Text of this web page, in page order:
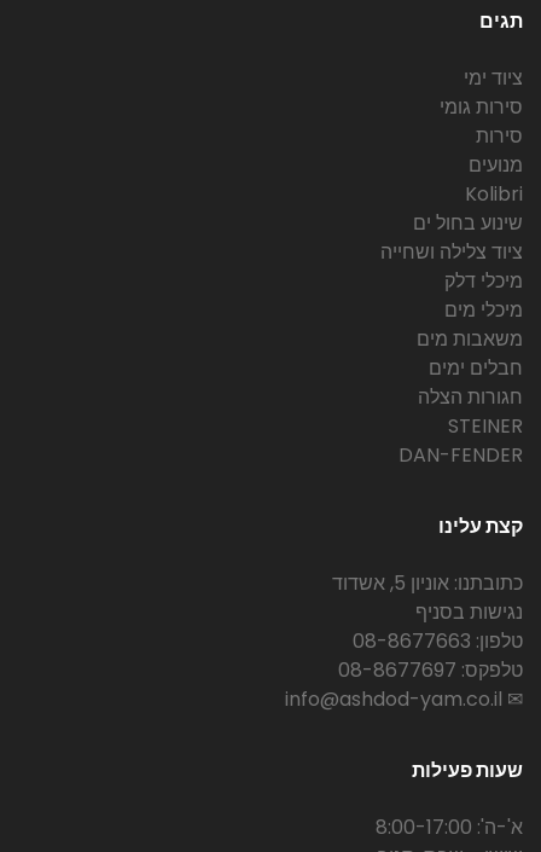
תגים
ציוד ימי
סירות גומי
סירות
מנועים
Kolibri
שינוע בחול ים
ציוד צלילה ושחייה
מיכלי דלק
מיכלי מים
משאבות מים
חבלים ימים
חגורות הצלה
STEINER
DAN-FENDER
קצת עלינו
כתובתנו: אוניון 5, אשדוד
נגישות בסניף
טלפון: 08-8677663
טלפקס: 08-8677697
✉ info@ashdod-yam.co.il
שעות פעילות
א'-ה': 8:00-17:00